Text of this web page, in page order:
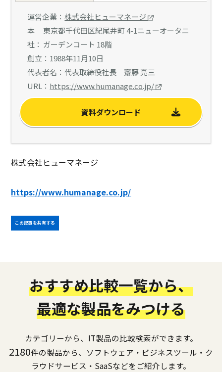
運営企業：株式会社ヒューマネージ
本
社：
東京都千代田区紀尾井町 4-1ニューオータニ
ガーデンコート 18階
創立： 1988年11月10日
代表者名：代表取締役社長 齋藤 亮三
URL： https://www.humanage.co.jp/
資料ダウンロード
株式会社ヒューマネージ
https://www.humanage.co.jp/
この記事を共有する
おすすめ比較一覧から、
最適な製品をみつける
カテゴリーから、IT製品の比較検索ができます。
2180件の製品から、ソフトウェア・ビジネスツール・ク
ラウドサービス・SaaSなどをご紹介します。